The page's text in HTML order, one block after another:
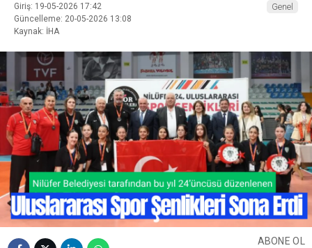
Giriş: 19-05-2026 17:42
Güncelleme: 20-05-2026 13:08
Kaynak: İHA
Genel
ABONE OL